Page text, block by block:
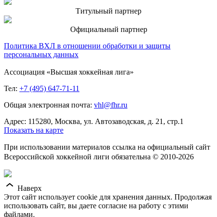
Титульный партнер
Официальный партнер
Политика ВХЛ в отношении обработки и защиты
персональных данных
Ассоциация «Высшая хоккейная лига»
Тел: +7 (495) 647-71-11
Общая электронная почта: vhl@fhr.ru
Адрес: 115280, Москва, ул. Автозаводская, д. 21, стр.1
Показать на карте
При использовании материалов ссылка на официальный сайт
Всероссийской хоккейной лиги обязательна © 2010-2026
Наверх
Этот сайт использует cookie для хранения данных. Продолжая
использовать сайт, вы даете согласие на работу с этими
файлами.